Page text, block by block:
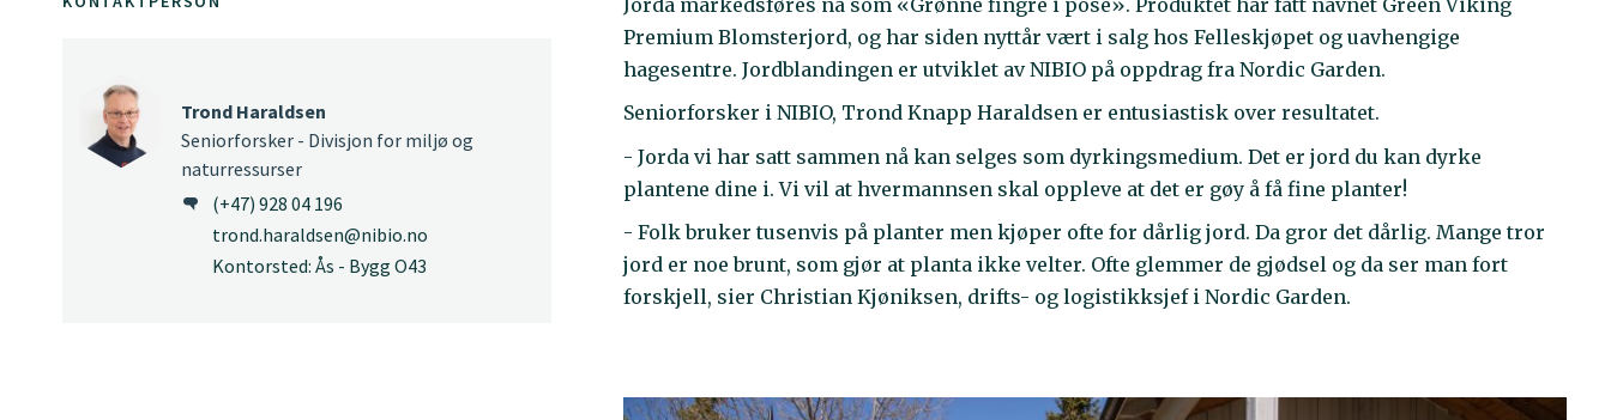
Premium Blomsterjord, og har siden nyttår vært i salg hos Felleskjøpet og uavhengige
hagesentre. Jordblandingen er utviklet av NIBIO på oppdrag fra Nordic Garden.
Seniorforsker i NIBIO, Trond Knapp Haraldsen er entusiastisk over resultatet.
- Jorda vi har satt sammen nå kan selges som dyrkingsmedium. Det er jord du kan dyrke
plantene dine i. Vi vil at hvermannsen skal oppleve at det er gøy å få fine planter!
- Folk bruker tusenvis på planter men kjøper ofte for dårlig jord. Da gror det dårlig. Mange tror
jord er noe brunt, som gjør at planta ikke velter. Ofte glemmer de gjødsel og da ser man fort
forskjell, sier Christian Kjøniksen, drifts- og logistikksjef i Nordic Garden.
Trond Haraldsen
Seniorforsker - Divisjon for miljø og
naturressurser
(+47) 928 04 196
trond.haraldsen@nibio.no
Kontorsted: Ås - Bygg O43